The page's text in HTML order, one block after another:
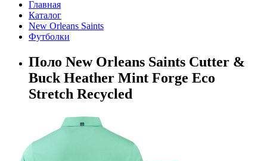
Главная
Каталог
New Orleans Saints
Футболки
Поло New Orleans Saints Cutter &
Buck Heather Mint Forge Eco
Stretch Recycled